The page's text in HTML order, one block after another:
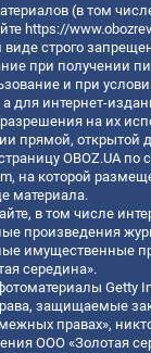
(в том
https://
строго
при получении
и при
для интернет-
на их
прямой, открытой
OBOZ.UA по
, на которой
материала.
в том числе
произведения
имущественные
середина».
Getty
защищаемые
правах»,
ООО «Золотая